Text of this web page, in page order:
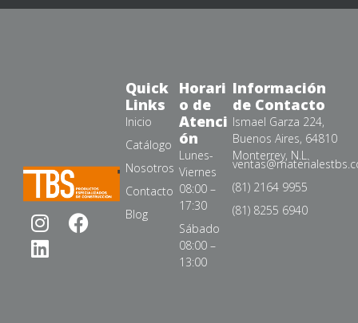
Información
de Contacto
Ismael Garza 224,
Buenos Aires, 64810
Monterrey, N.L.
(81) 2164 9955
(81) 8255 6940
Horari
o de
Atenci
ón
Lunes-
Viernes
08:00 –
17:30
Sábado
08:00 –
13:00
Quick
Links
Inicio
Catálogo
Nosotros
Contacto
Blog